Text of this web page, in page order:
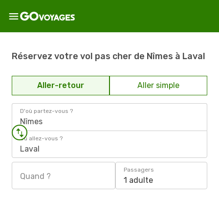
Réservez votre vol pas cher de Nîmes à Laval
Aller-retour Aller simple
D'où partez-vous ?
Nîmes
Où allez-vous ?
Laval
Quand ?
Passagers
1 adulte